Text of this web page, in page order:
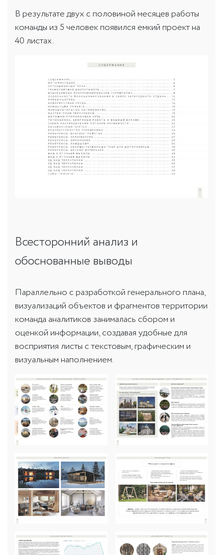
В результате двух с половиной месяцев работы
команды из 5 человек появился емкий проект на
40 листах.
Всесторонний анализ и
обоснованные выводы
Параллельно с разработкой генерального плана,
визуализаций объектов и фрагментов территории
команда аналитиков занималась сбором и
оценкой информации, создавая удобные для
восприятия листы с текстовым, графическим и
визуальным наполнением.